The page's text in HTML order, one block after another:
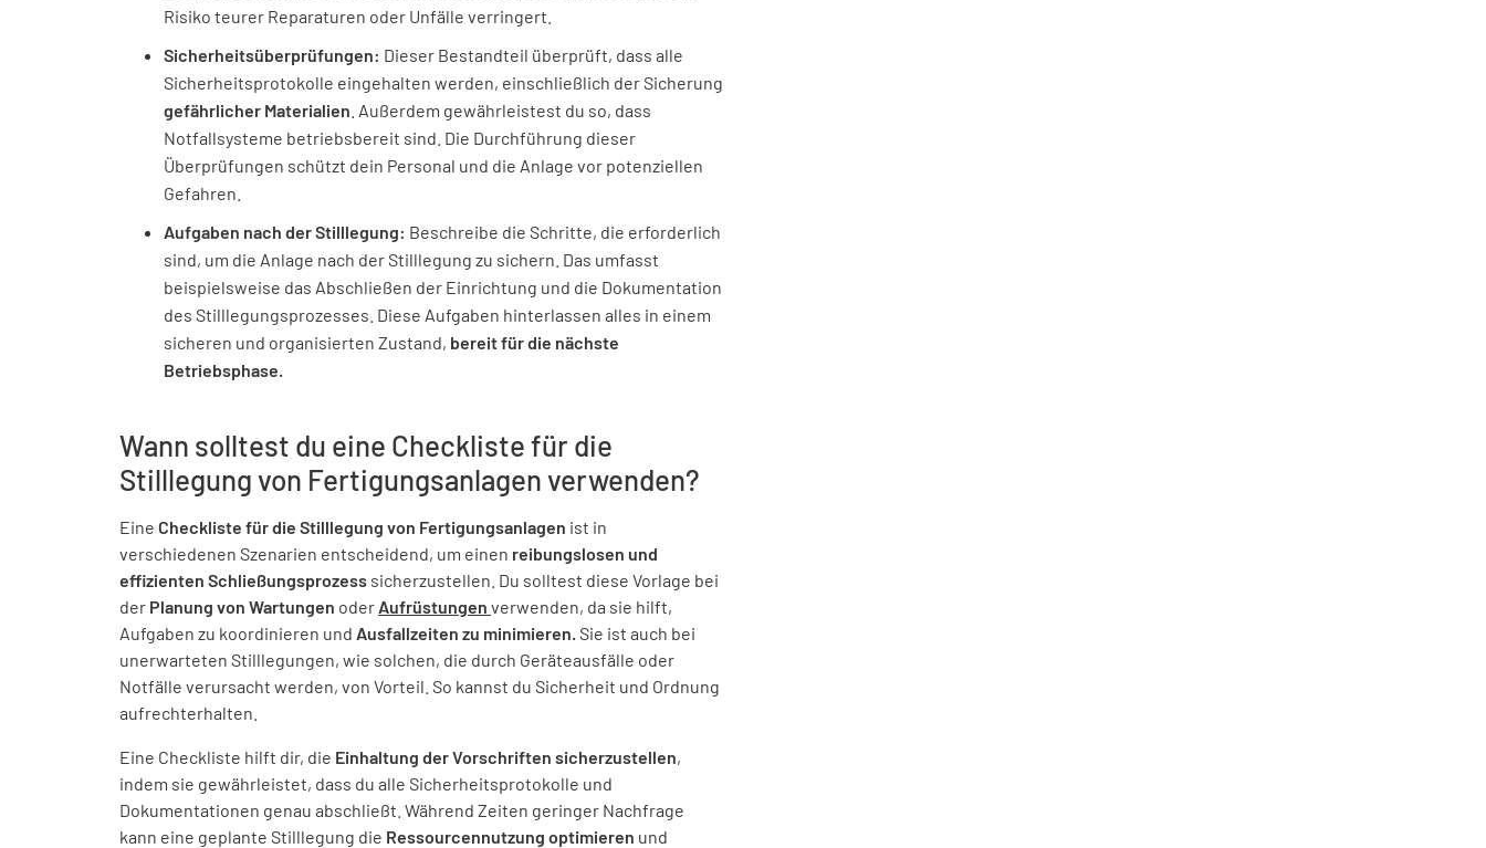
Risiko teurer Reparaturen oder Unfälle verringert.
Sicherheitsüberprüfungen: Dieser Bestandteil überprüft, dass alle
Sicherheitsprotokolle eingehalten werden, einschließlich der Sicherung
gefährlicher Materialien . Außerdem gewährleistest du so, dass
Notfallsysteme betriebsbereit sind. Die Durchführung dieser
Überprüfungen schützt dein Personal und die Anlage vor potenziellen
Gefahren.
Aufgaben nach der Stilllegung: Beschreibe die Schritte, die erforderlich
sind, um die Anlage nach der Stilllegung zu sichern. Das umfasst
beispielsweise das Abschließen der Einrichtung und die Dokumentation
des Stilllegungsprozesses. Diese Aufgaben hinterlassen alles in einem
sicheren und organisierten Zustand, bereit für die nächste
Betriebsphase.
Wann solltest du eine Checkliste für die
Stilllegung von Fertigungsanlagen verwenden?
Eine Checkliste für die Stilllegung von Fertigungsanlagen ist in
verschiedenen Szenarien entscheidend, um einen reibungslosen und
effizienten Schließungsprozess sicherzustellen. Du solltest diese Vorlage bei
der Planung von Wartungen oder Aufrüstungen verwenden, da sie hilft,
Aufgaben zu koordinieren und Ausfallzeiten zu minimieren.Sie ist auch bei
unerwarteten Stilllegungen, wie solchen, die durch Geräteausfälle oder
Notfälle verursacht werden, von Vorteil. So kannst du Sicherheit und Ordnung
aufrechterhalten.
Eine Checkliste hilft dir, die Einhaltung der Vorschriften sicherzustellen,
indem sie gewährleistet, dass du alle Sicherheitsprotokolle und
Dokumentationen genau abschließt. Während Zeiten geringer Nachfrage
kann eine geplante Stilllegung die Ressourcennutzung optimieren und